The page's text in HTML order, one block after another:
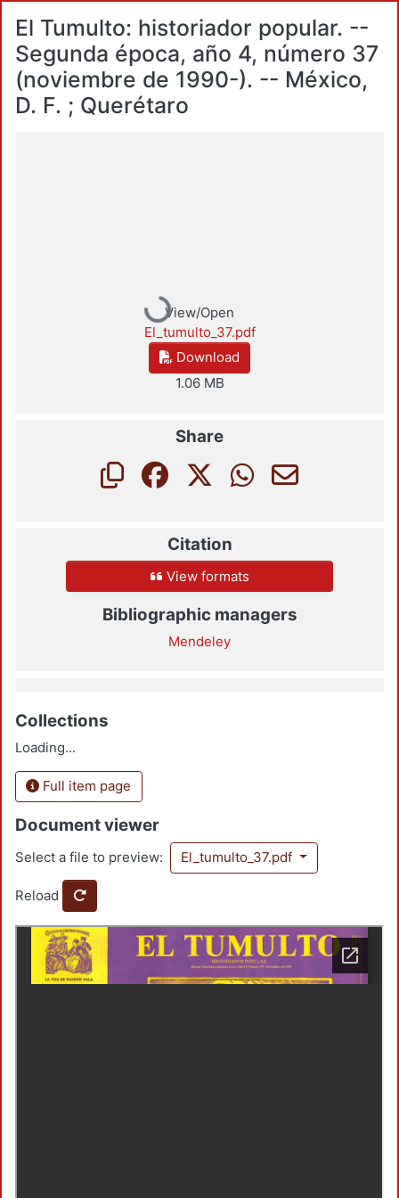
El Tumulto: historiador popular. --
Segunda época, año 4, número 37
(noviembre de 1990-). -- México,
D. F. ; Querétaro
Loading...View/Open
El_tumulto_37.pdf
Download
1.06 MB
Share
Citation
View formats
Bibliographic managers
Mendeley
Collections
Loading...
Full item page
Document viewer
Select a file to preview: El_tumulto_37.pdf
Reload